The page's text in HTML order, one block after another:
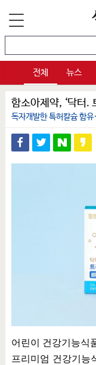
전체 뉴스
함소아제약, ‘닥터.
독자개발한 특허칼슘 함
어린이 건강기능식
프리미엄 건강기능